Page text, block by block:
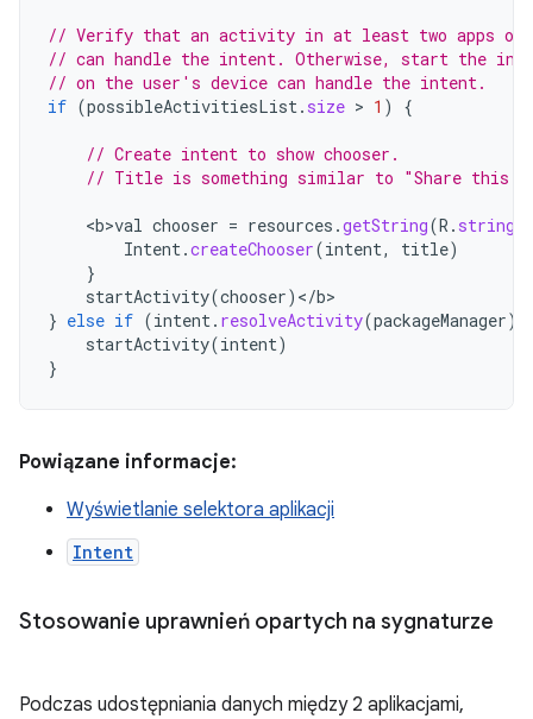
// Verify that an activity in at least two apps on
// can handle the intent. Otherwise, start the
// on the user's device can handle the intent.
if (possibleActivitiesList. size > 1 ) {
// Create intent to show chooser.
// Title is something similar to "Share this
<b>val chooser = resources .getString(R . string
Intent.createChooser(intent, title)
}
startActivity(chooser) </b
} else if (intent. resolveActivity(packageManager)
startActivity(intent)
}
Powiązane informacje:
Wyświetlanie selektora aplikacji
Intent
Stosowanie uprawnień opartych na sygnaturze
Podczas udostępniania danych między 2 aplikacjami,